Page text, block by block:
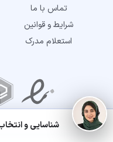
شناسایی و
تماس با ما
شرایط و قوانین
استعلام مدرک